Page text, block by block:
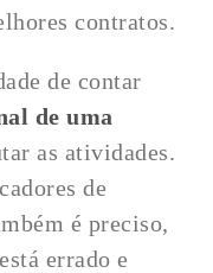
contratos.
de contar
de uma
as atividades.
de
é preciso,
errado e